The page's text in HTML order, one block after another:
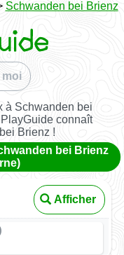
Schwanden bei Brienz
moi
à Schwanden bei
connaît
Brienz !
bei Brienz
Afficher